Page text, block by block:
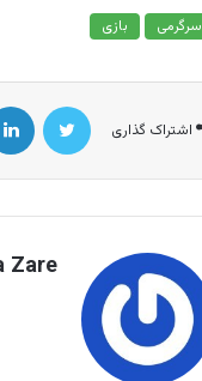
سرگرمی بازی
اشتراک گذاری
Zare